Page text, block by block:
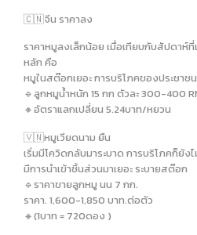
🇨🇳จีน ราคาลง
ราคาหมูลงเล็กน้อย เมื่อเทียบกับสัปดาห์
หลัก คือ
หมูในสต๊อกเยอะ การบริโภคของประชาช
🔹️ลูกหมูน้ำหนัก 15 กก ตัวละ 300-400
🔸️อัตราแลกเปลี่ยน 5.24บาท/หยวน
🇻🇳หมูเวียดนาม ยืน
เริ่มมีโควิดกลับมาระบาด การบริโภคก็ยัง
มีการนำเข้าชิ้นส่วนมาเยอะ ระบายสต๊อก
🔹️ราคาขายลูกหมู นน 7 กก.
ราคา. 1,600-1,850 บาท.ต่อตัว
🔸️(1บาท = 720ดอง )